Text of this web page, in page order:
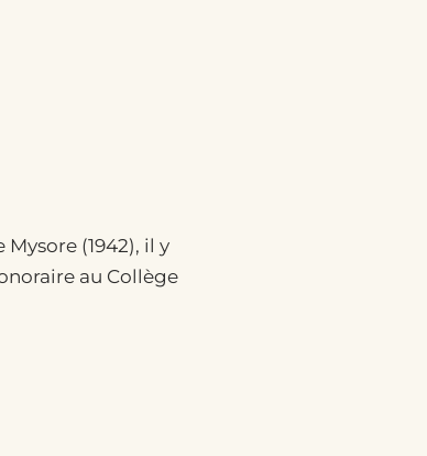
(1942), il y
au Collège